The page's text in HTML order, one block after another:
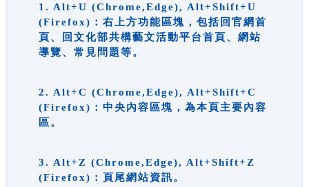
1. Alt+U (Chrome,Edge), Alt+Shift+U
(Firefox)：右上方功能區塊，包括回官網首
頁、回文化部共構藝文活動平台首頁、網站
導覽、常見問題等。
2. Alt+C (Chrome,Edge), Alt+Shift+C
(Firefox)：中央內容區塊，為本頁主要內容
區。
3. Alt+Z (Chrome,Edge), Alt+Shift+Z
(Firefox)：頁尾網站資訊。